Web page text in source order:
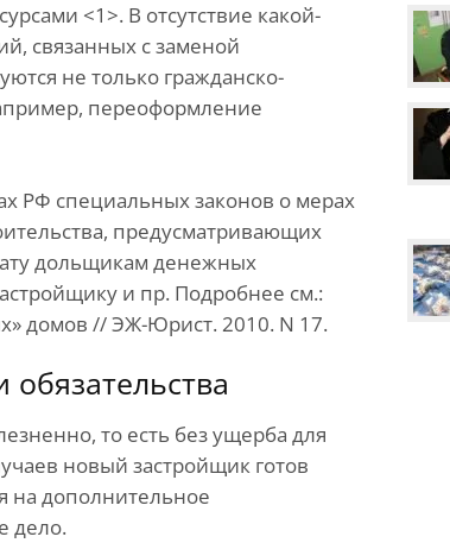
<1>. В отсутствие какой-
связанных с заменой
не только гражданско-
переоформление
РФ специальных законов о мерах
предусматривающих
дольщикам денежных
и пр. Подробнее см.:
домов // ЭЖ-Юрист. 2010. N 17.
то есть без ущерба для
новый застройщик готов
на дополнительное
дело.